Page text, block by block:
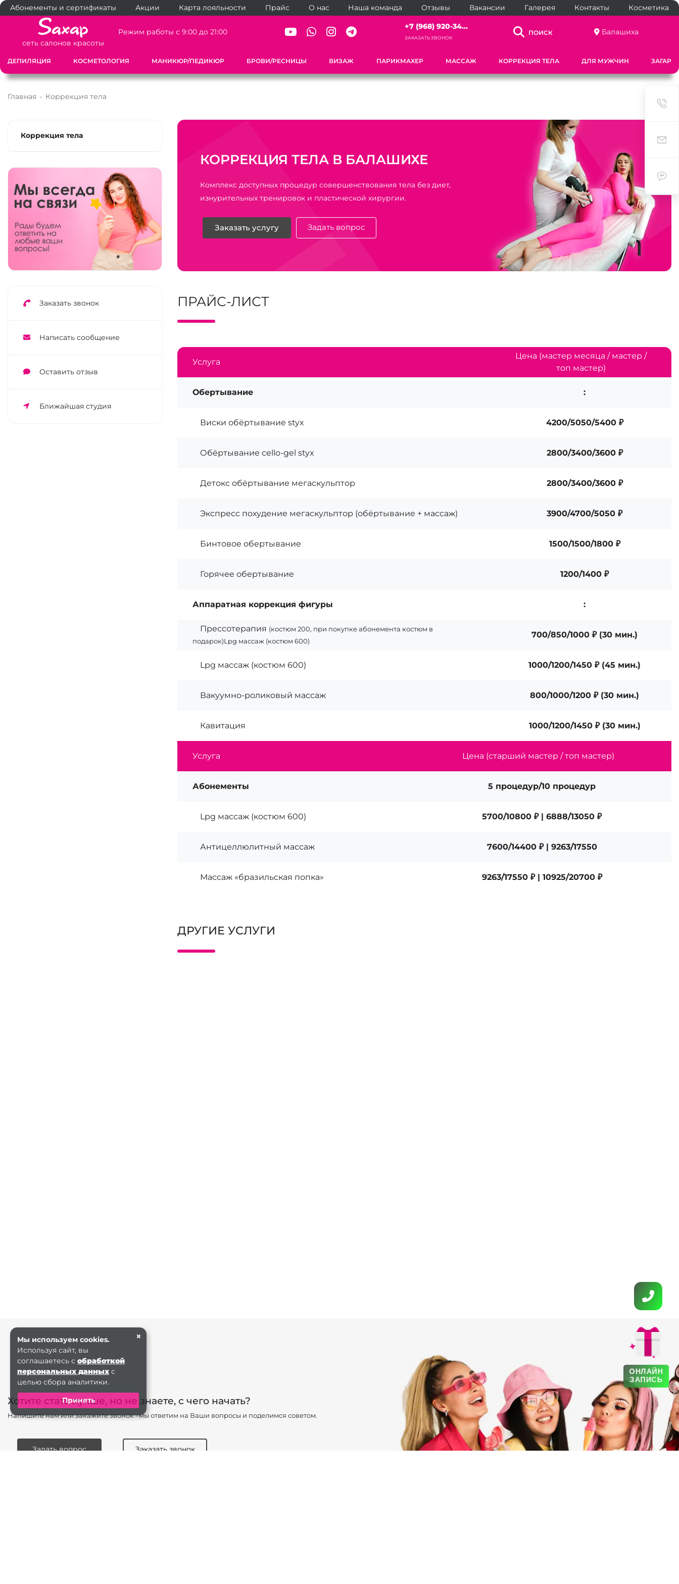
Абонементы и сертификаты Акции Карта лояльности Прайс О нас Наша команда Отзывы Вакансии Галерея Контакты Косметика
сеть салонов красоты
Режим работы с 9:00 до 21:00
+7 (968) 920-34...
ЗАКАЗАТЬ ЗВОНОК
ПОИСК Балашиха
ДЕПИЛЯЦИЯ КОСМЕТОЛОГИЯ МАНИКЮР/ПЕДИКЮР БРОВИ/РЕСНИЦЫ ВИЗАЖ ПАРИКМАХЕР МАССАЖ КОРРЕКЦИЯ ТЕЛА ДЛЯ МУЖЧИН ЗАГАР
Главная - Коррекция тела
ОНЛАЙН
ЗАПИСЬ
Коррекция тела
Заказать звонок
Написать сообщение
Оставить отзыв
Ближайшая студия
КОРРЕКЦИЯ ТЕЛА В БАЛАШИХЕ
Комплекс доступных процедур совершенствования тела без диет,
изнурительных тренировок и пластической хирургии.
Заказать услугу Задать вопрос
ПРАЙС-ЛИСТ
Услуга
Цена (мастер месяца / мастер /
топ мастер)
Обертывание :
Виски обёртывание styx 4200/5050/5400 ₽
Обёртывание сello-gel styx 2800/3400/3600 ₽
Детокс обёртывание мегаскульптор 2800/3400/3600 ₽
Экспресс похудение мегаскульптор (обёртывание + массаж) 3900/4700/5050 ₽
Бинтовое обертывание 1500/1500/1800 ₽
Горячее обертывание 1200/1400 ₽
Аппаратная коррекция фигуры :
Прессотерапия (костюм 200, при покупке абонемента костюм в
подарок)Lpg массаж (костюм 600)
700/850/1000 ₽ (30 мин.)
Lpg массаж (костюм 600) 1000/1200/1450 ₽ (45 мин.)
Вакуумно-роликовый массаж 800/1000/1200 ₽ (30 мин.)
Кавитация 1000/1200/1450 ₽ (30 мин.)
Услуга Цена (старший мастер / топ мастер)
Абонементы 5 процедур/10 процедур
Lpg массаж (костюм 600) 5700/10800 ₽ | 6888/13050 ₽
Антицеллюлитный массаж 7600/14400 ₽ | 9263/17550
Массаж «бразильская попка» 9263/17550 ₽ | 10925/20700 ₽
ДРУГИЕ УСЛУГИ
Хотите стать лучше, но не знаете, с чего начать?
Напишите нам или закажите звонок –мы ответим на Ваши вопросы и поделимся советом.
Задать вопрос Заказать звонок
×
Мы используем cookies.
Используя сайт, вы
соглашаетесь с обработкой
персональных данных с
целью сбора аналитики.
Принять